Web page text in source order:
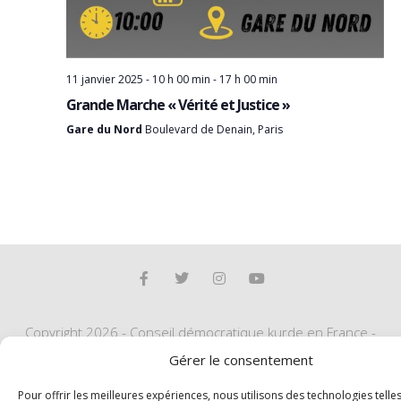
Gérer le consentement
Pour offrir les meilleures expériences, nous utilisons des technologies
11 janvier 2025 - 10 h 00 min - 17 h 00 min
Grande Marche « Vérité et Justice »
Gare du Nord Boulevard de Denain, Paris
Copyright 2026 - Conseil démocratique kurde en France -
Téléphone : 01 83 91 06 43